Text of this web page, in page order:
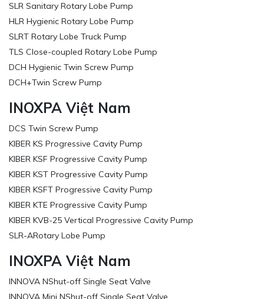
SLR Sanitary Rotary Lobe Pump
HLR Hygienic Rotary Lobe Pump
SLRT Rotary Lobe Truck Pump
TLS Close-coupled Rotary Lobe Pump
DCH Hygienic Twin Screw Pump
DCH+Twin Screw Pump
INOXPA Việt Nam
DCS Twin Screw Pump
KIBER KS Progressive Cavity Pump
KIBER KSF Progressive Cavity Pump
KIBER KST Progressive Cavity Pump
KIBER KSFT Progressive Cavity Pump
KIBER KTE Progressive Cavity Pump
KIBER KVB-25 Vertical Progressive Cavity Pump
SLR-ARotary Lobe Pump
INOXPA Việt Nam
INNOVA NShut-off Single Seat Valve